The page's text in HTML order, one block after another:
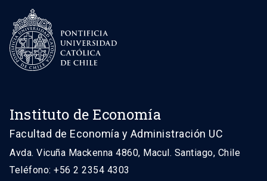
Instituto de Economía
Facultad de Economía y Administración UC
Avda. Vicuña Mackenna 4860, Macul. Santiago, Chile
Teléfono: +56 2 2354 4303